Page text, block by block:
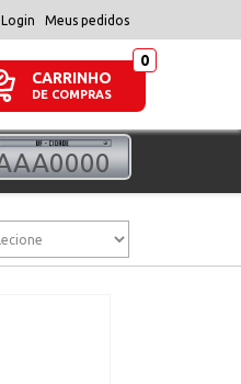
Login Meus pedidos
CARRINHO
DE COMPRAS